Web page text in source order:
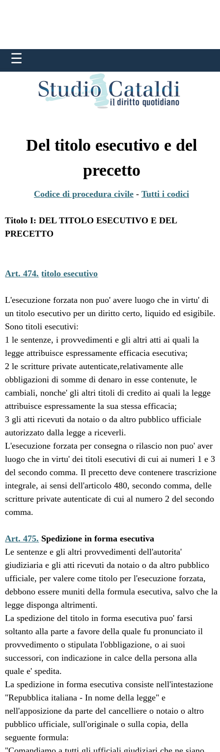
Del titolo esecutivo e del
precetto
Codice di procedura civile - Tutti i codici
Titolo I: DEL TITOLO ESECUTIVO E DEL
PRECETTO
Art. 474. titolo esecutivo
L'esecuzione forzata non puo' avere luogo che in virtu' di
un titolo esecutivo per un diritto certo, liquido ed esigibile.
Sono titoli esecutivi:
1 le sentenze, i provvedimenti e gli altri atti ai quali la
legge attribuisce espressamente efficacia esecutiva;
2 le scritture private autenticate,relativamente alle
obbligazioni di somme di denaro in esse contenute, le
cambiali, nonche' gli altri titoli di credito ai quali la legge
attribuisce espressamente la sua stessa efficacia;
3 gli atti ricevuti da notaio o da altro pubblico ufficiale
autorizzato dalla legge a riceverli.
L'esecuzione forzata per consegna o rilascio non puo' aver
luogo che in virtu' dei titoli esecutivi di cui ai numeri 1 e 3
del secondo comma. Il precetto deve contenere trascrizione
integrale, ai sensi dell'articolo 480, secondo comma, delle
scritture private autenticate di cui al numero 2 del secondo
comma.
Art. 475. Spedizione in forma esecutiva
Le sentenze e gli altri provvedimenti dell'autorita'
giudiziaria e gli atti ricevuti da notaio o da altro pubblico
ufficiale, per valere come titolo per l'esecuzione forzata,
debbono essere muniti della formula esecutiva, salvo che la
legge disponga altrimenti.
La spedizione del titolo in forma esecutiva puo' farsi
soltanto alla parte a favore della quale fu pronunciato il
provvedimento o stipulata l'obbligazione, o ai suoi
successori, con indicazione in calce della persona alla
quale e' spedita.
La spedizione in forma esecutiva consiste nell'intestazione
"Repubblica italiana - In nome della legge" e
nell'apposizione da parte del cancelliere o notaio o altro
pubblico ufficiale, sull'originale o sulla copia, della
seguente formula: